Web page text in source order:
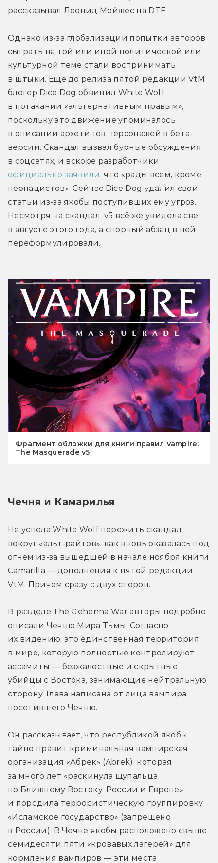
рассказывал Леонид Мойжес на DTF.
Однако из-за глобализации попытки авторов
сыграть на той или иной политической или
культурной теме стали воспринимать
в штыки. Ещё до релиза пятой редакции VtM
блогер Dice Dog обвинил White Wolf
в потакании «альтернативным правым»,
поскольку это движение упоминалось
в описании архетипов персонажей в бета-
версии. Скандал вызвал бурные обсуждения
официально заявили , что «рады всем, кроме
неонацистов». Сейчас Dice Dog удалил свои
статьи из-за якобы поступивших ему угроз.
Несмотря на скандал, v5 всё же увидела свет
в августе этого года, а спорный абзац в ней
переформулировали.
Фрагмент обложки для книги правил Vampire:
The Masquerade v5
Чечня и Камарилья
Не успела White Wolf пережить скандал
вокруг «альт-райтов», как вновь оказалась под
огнём из-за вышедшей в начале ноября книги
Camarilla — дополнения к пятой редакции
VtM. Причём сразу с двух сторон.
В разделе The Gehenna War авторы подробно
описали Чечню Мира Тьмы. Согласно
их видению, это единственная территория
в мире, которую полностью контролируют
ассамиты — безжалостные и скрытные
убийцы с Востока, занимающие нейтральную
сторону. Глава написана от лица вампира,
посетившего Чечню.
Он рассказывает, что республикой якобы
тайно правит криминальная вампирская
организация «Абрек» (Abrek), которая
за много лет «раскинула щупальца
по Ближнему Востоку, России и Европе»
и породила террористическую группировку
«Исламское государство» (запрещено
в России). В Чечне якобы расположено свыше
семидесяти пяти «кровавых лагерей» для
кормления вампиров — эти места